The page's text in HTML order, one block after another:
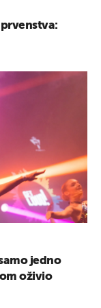
jedno
oživio